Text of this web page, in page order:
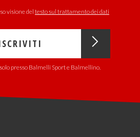
visione deltesto sul trattamento dei dati
presso Balmelli Sport e Balmellino.